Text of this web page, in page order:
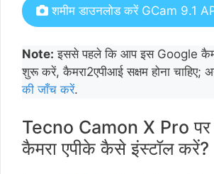
शमीम डाउनलोड करें GCam 9.1
Note: इससे पहले कि आप इस Google
शुरू करें, कैमरा2एपीआई सक्षम होना चाहिए;
की जाँच करें.
Tecno Camon X Pro
कैमरा एपीके कैसे इंस्टॉल करें?